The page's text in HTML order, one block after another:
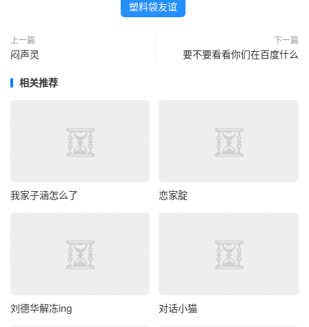
塑料袋友谊
上一篇
闷声灵
下一篇
要不要看看你们在百度什么
相关推荐
我家子涵怎么了 恋家腚
刘德华解冻ing 对话小猫